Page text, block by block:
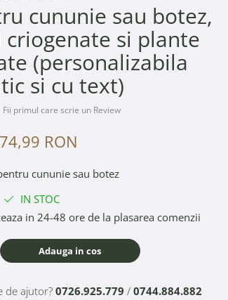
cununie sau botez,
si plante
(personalizabila
si cu text)
Fii primul care scrie un Review
RON
cununie sau botez
IN STOC
in 24-48 ore de la plasarea comenzii
Adauga in cos
de ajutor? 0726.925.779 / 0744.884.882